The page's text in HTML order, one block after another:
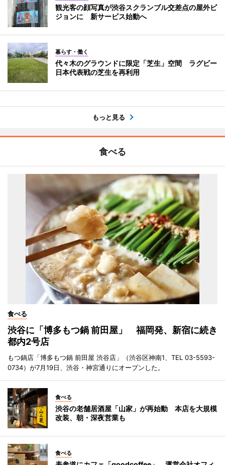
観光客の顔写真が渋谷スクランブル交差点の屋外ビ
ジョンに 新サービス始動へ
暮らす・働く
代々木のグラウンドに限定「芝生」空間 ラグビー
日本代表戦の芝生を再利用
もっと見る
食べる
食べる
渋谷に「博多もつ鍋 前田屋」 福岡発、新宿に続き
都内2号店
もつ鍋店「博多もつ鍋 前田屋 渋谷店」（渋谷区神南1、TEL 03-5593-
0734）が7月19日、渋谷・神宮通りにオープンした。
食べる
渋谷の老舗居酒屋「山家」が再始動 本店を大規模
改装、朝・深夜営業も
食べる